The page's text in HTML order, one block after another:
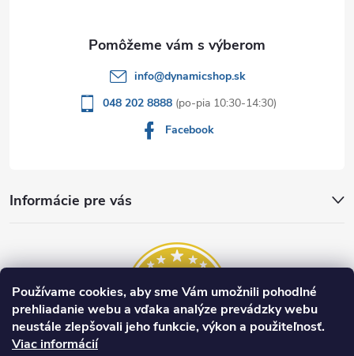
Používame cookies, aby sme Vám umožnili pohodlné
prehliadanie webu a vďaka analýze prevádzky webu
neustále zlepšovali jeho funkcie, výkon a použiteľnosť.
Viac informácií
Informácie pre vás
info@dynamicshop.sk
048 202 8888
Facebook